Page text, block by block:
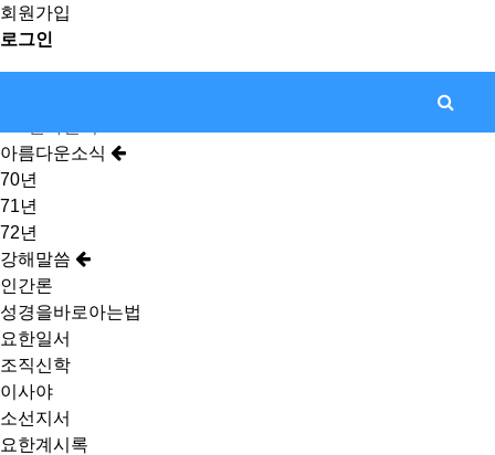
회원가입
로그인
아름다운소식
70년
71년
72년
강해말씀
인간론
성경을바로아는법
요한일서
조직신학
이사야
소선지서
요한계시록